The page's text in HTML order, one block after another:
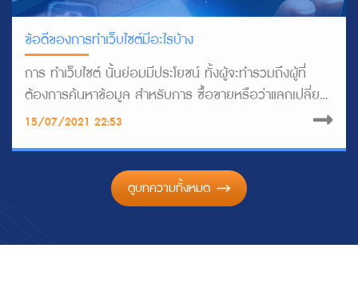
ข้อดีของการทำเว็บไซต์มีอะไรบ้าง
การ ทำเว็บไซต์ นั้นย่อมมีประโยชน์ ทั้งผู้จะทำรวมถึงผู้ที่
ต้องการค้นหาข้อมูล สำหรับการ ซื้อขายหรือว่าแลกเปลี่ยน
สินค้า ประหยัดเวลามากกว่าการที่จะต้องออก ไปติดต่อหรือ
15/07/2021 22:53
ดูบทความทั้งหมด